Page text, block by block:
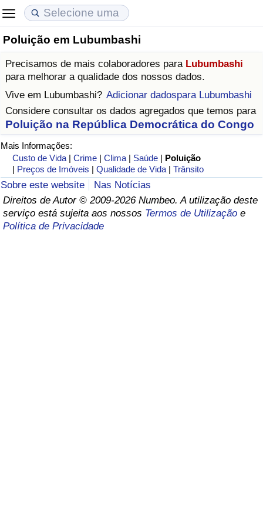
Poluição em Lubumbashi
Precisamos de mais colaboradores para Lubumbashi
para melhorar a qualidade dos nossos dados.
Vive em Lubumbashi? Adicionar dadospara Lubumbashi
Considere consultar os dados agregados que temos para
Poluição na República Democrática do Congo
Mais Informações:
Custo de Vida |Crime |Clima | Saúde | Poluição
| Preços de Imóveis |Qualidade de Vida |Trânsito
Sobre este website
Nas Notícias
Direitos de Autor © 2009-2026 Numbeo. A utilização deste
serviço está sujeita aos nossos Termos de Utilização e
Política de Privacidade
Custo de Vida
Indicador de Custo de Vida (Atual)
Indicador de Custo de Vida
Indicador de Custo de Vida Por País
em Aqaba
Preços de Imóveis
Indicador de Preços de Imóveis (Atual)
Indicador de Preços de Imóveis
Indicador de Preços de Imóveis por País
Qualidade de Vida
Indicador de Qualidade de Vida
Indicador de Qualidade de Vida (Atual)
Índice de qualidade de vida por país
Crime
Taxa do Indicador de Crime (Atual)
Indicador de Crime